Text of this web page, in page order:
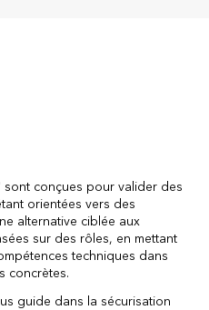
sont conçues pour valider des
orientées vers des
alternative ciblée aux
sur des rôles, en mettant
techniques dans
concrètes.
guide dans la sécurisation